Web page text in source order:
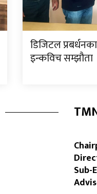
डिजिटल
इन्कविच सम्झौता
Sub-